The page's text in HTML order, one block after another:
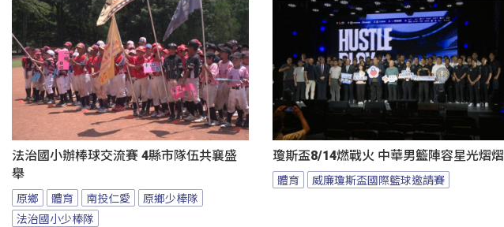
法治國小辦棒球交流賽 4縣市隊伍共襄盛
舉
原鄉 體育 南投仁愛
原鄉少棒隊
法治國小少棒隊
瓊斯盃8/14燃戰火 中華男籃陣容星光熠熠
體育 威廉瓊斯盃國際籃球邀請賽